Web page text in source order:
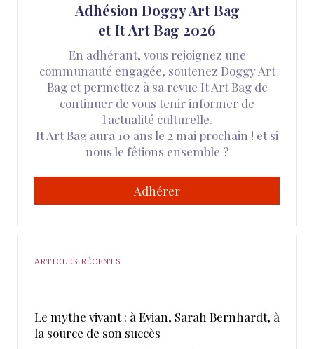
Adhésion Doggy Art Bag
et It Art Bag 2026
En adhérant, vous rejoignez une
communauté engagée, soutenez Doggy Art
Bag et permettez à sa revue It Art Bag de
continuer de vous tenir informer de
l'actualité culturelle.
It Art Bag aura 10 ans le 2 mai prochain ! et si
nous le fêtions ensemble ?
Adhérer
ARTICLES RÉCENTS
Le mythe vivant : à Evian, Sarah Bernhardt, à
la source de son succès